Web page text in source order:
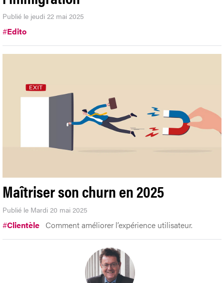
Publié le jeudi 22 mai 2025
#Edito
Maîtriser son churn en 2025
Publié le Mardi 20 mai 2025
#Clientèle Comment améliorer l’expérience utilisateur.